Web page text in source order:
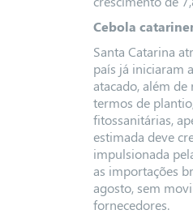
Cebola
Santa Catarina
país já iniciaram
atacado, além
termos de
fitossanitárias,
estimada deve
impulsionada
as importações
agosto, sem
fornecedores.